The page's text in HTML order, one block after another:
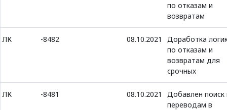
по отказам и
возвратам
ЛК -8482 08.10.2021
Доработка
по отказам и
возвратам для
срочных
ЛК -8481 08.10.2021
Добавлен поиск
переводам в